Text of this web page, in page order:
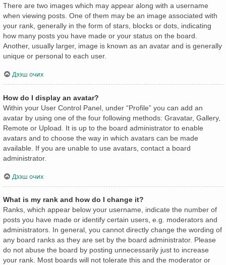
There are two images which may appear along with a username
when viewing posts. One of them may be an image associated with
your rank, generally in the form of stars, blocks or dots, indicating
how many posts you have made or your status on the board.
Another, usually larger, image is known as an avatar and is generally
unique or personal to each user.
Дээш очих
How do I display an avatar?
Within your User Control Panel, under “Profile” you can add an
avatar by using one of the four following methods: Gravatar, Gallery,
Remote or Upload. It is up to the board administrator to enable
avatars and to choose the way in which avatars can be made
available. If you are unable to use avatars, contact a board
administrator.
Дээш очих
What is my rank and how do I change it?
Ranks, which appear below your username, indicate the number of
posts you have made or identify certain users, e.g. moderators and
administrators. In general, you cannot directly change the wording of
any board ranks as they are set by the board administrator. Please
do not abuse the board by posting unnecessarily just to increase
your rank. Most boards will not tolerate this and the moderator or